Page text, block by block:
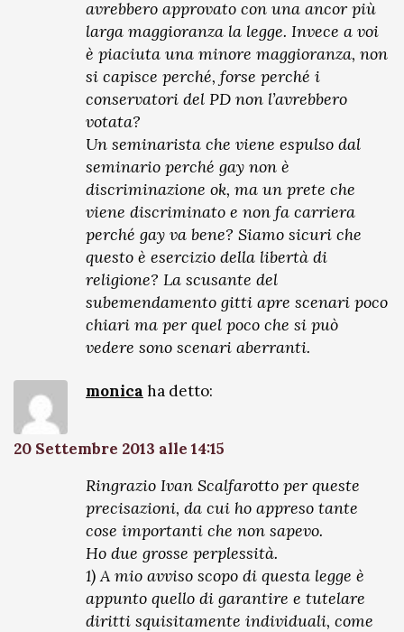
avrebbero approvato con una ancor più
larga maggioranza la legge. Invece a voi
è piaciuta una minore maggioranza, non
si capisce perché, forse perché i
conservatori del PD non l’avrebbero
votata?
Un seminarista che viene espulso dal
seminario perché gay non è
discriminazione ok, ma un prete che
viene discriminato e non fa carriera
perché gay va bene? Siamo sicuri che
questo è esercizio della libertà di
religione? La scusante del
subemendamento gitti apre scenari poco
chiari ma per quel poco che si può
vedere sono scenari aberranti.
monica ha detto:
20 Settembre 2013 alle 14:15
Ringrazio Ivan Scalfarotto per queste
precisazioni, da cui ho appreso tante
cose importanti che non sapevo.
Ho due grosse perplessità.
1) A mio avviso scopo di questa legge è
appunto quello di garantire e tutelare
diritti squisitamente individuali, come